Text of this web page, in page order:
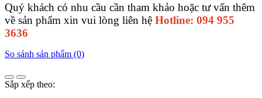
Quý khách có nhu cầu cần tham khảo hoặc tư vấn thêm
về sản phẩm xin vui lòng liên hệ Hotline: 094 955
3636
So sánh sản phẩm (0)
Sắp xếp theo: